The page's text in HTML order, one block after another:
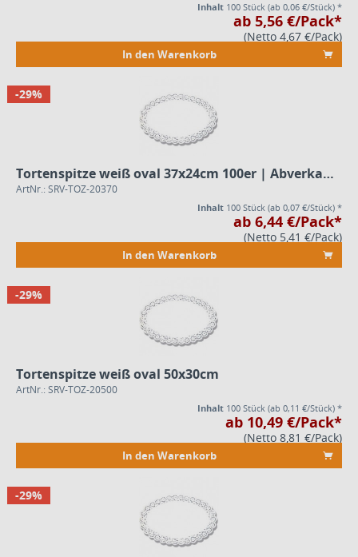
Inhalt 100 Stück (ab 0,06 €/Stück) *
ab 5,56 €/Pack*
(Netto 4,67 €/Pack)
In den Warenkorb
-29%
Tortenspitze weiß oval 37x24cm 100er | Abverkauf
ArtNr.: SRV-TOZ-20370
Inhalt 100 Stück (ab 0,07 €/Stück) *
ab 6,44 €/Pack*
(Netto 5,41 €/Pack)
In den Warenkorb
-29%
Tortenspitze weiß oval 50x30cm
ArtNr.: SRV-TOZ-20500
Inhalt 100 Stück (ab 0,11 €/Stück) *
ab 10,49 €/Pack*
(Netto 8,81 €/Pack)
In den Warenkorb
-29%